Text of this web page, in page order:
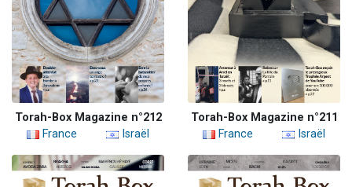
Torah-Box Magazine n°212
France
Israël
Torah-Box Magazine n°211
France
Israël